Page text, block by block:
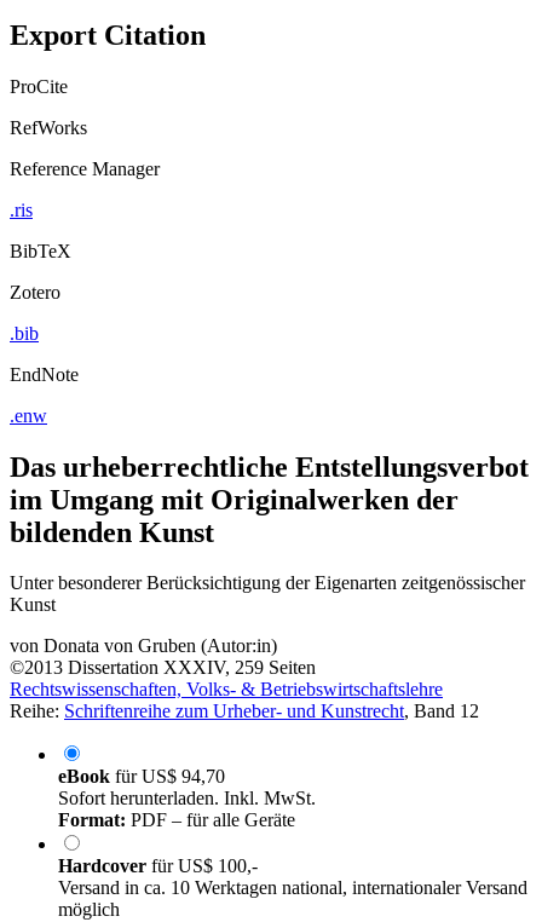
Export Citation
Das urheberrechtliche Entstellungsverbot
im Umgang mit Originalwerken der
Unter besonderer Berücksichtigung der Eigenarten zeitgenössischer
vonDonata von Gruben (Autor:in)
©2013 Dissertation XXXIV, 259 Seiten
Rechtswissenschaften, Volks- & Betriebswirtschaftslehre
eBookfürUS$ 94,70
Sofort herunterladen. Inkl. MwSt.
Format:
HardcoverfürUS$ 100,-
Versand in ca. 10 Werktagen national, internationaler Versand